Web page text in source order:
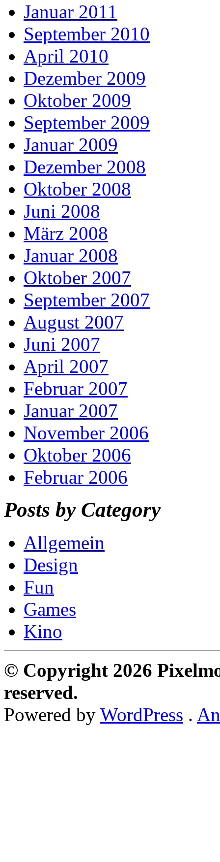
Januar 2011
September 2010
April 2010
Dezember 2009
Oktober 2009
September 2009
Januar 2009
Dezember 2008
Oktober 2008
Juni 2008
März 2008
Januar 2008
Oktober 2007
September 2007
August 2007
Juni 2007
April 2007
Februar 2007
Januar 2007
November 2006
Oktober 2006
Februar 2006
Posts by Category
Allgemein
Design
Fun
Games
Kino
© Copyright 2026
reserved.
Powered by WordPress .